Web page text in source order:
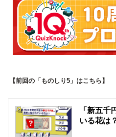
【前回の「ものしり5」はこちら】
「新五千
いる花は